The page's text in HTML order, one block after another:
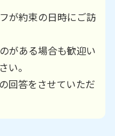
が約束の日時にご訪
がある場合も歓迎い
い。
回答をさせていただ